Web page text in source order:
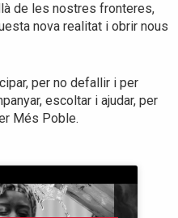
de les nostres fronteres,
nova realitat i obrir nous
per no defallir i per
escoltar i ajudar, per
Més Poble.